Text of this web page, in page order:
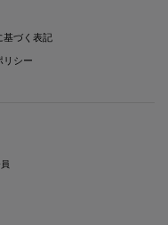
基づく表記
リシー